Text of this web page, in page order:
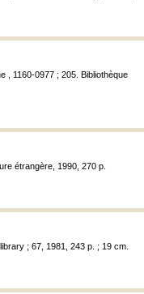
, 1160-0977 ; 205. Bibliothèque
étrangère, 1990, 270 p.
; 67, 1981, 243 p. ; 19 cm.